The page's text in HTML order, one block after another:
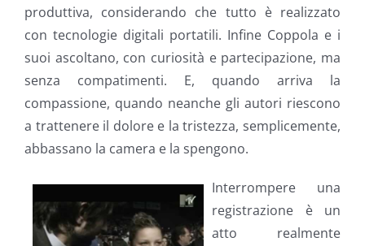
produttiva, considerando che tutto è realizzato
con tecnologie digitali portatili. Infine Coppola e i
suoi ascoltano, con curiosità e partecipazione, ma
senza compatimenti. E, quando arriva la
compassione, quando neanche gli autori riescono
a trattenere il dolore e la tristezza, semplicemente,
abbassano la camera e la spengono.
Interrompere una
registrazione è un
atto realmente